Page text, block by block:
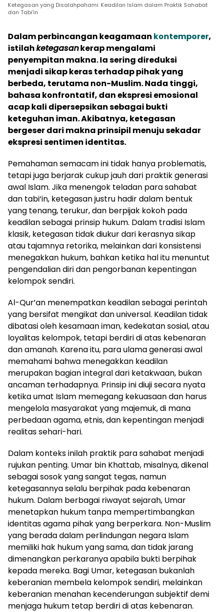
Ketegasan yang Disalahpahami: Keadilan Islam dalam Praktik Sahabat
dan Tabi‘in
Dalam perbincangan keagamaan kontemporer,
istilahketegasankerap mengalami
penyempitan makna. Ia sering direduksi
menjadi sikap keras terhadap pihak yang
berbeda, terutama non-Muslim. Nada tinggi,
bahasa konfrontatif, dan ekspresi emosional
acap kali dipersepsikan sebagai bukti
keteguhan iman. Akibatnya, ketegasan
bergeser dari makna prinsipil menuju sekadar
ekspresi sentimen identitas.
Pemahaman semacam ini tidak hanya problematis,
tetapi juga berjarak cukup jauh dari praktik generasi
awal Islam. Jika menengok teladan para sahabat
dan tabi‘in, ketegasan justru hadir dalam bentuk
yang tenang, terukur, dan berpijak kokoh pada
keadilan sebagai prinsip hukum. Dalam tradisi Islam
klasik, ketegasan tidak diukur dari kerasnya sikap
atau tajamnya retorika, melainkan dari konsistensi
menegakkan hukum, bahkan ketika hal itu menuntut
pengendalian diri dan pengorbanan kepentingan
kelompok sendiri.
Al-Qur’an menempatkan keadilan sebagai perintah
yang bersifat mengikat dan universal. Keadilan tidak
dibatasi oleh kesamaan iman, kedekatan sosial, atau
loyalitas kelompok, tetapi berdiri di atas kebenaran
dan amanah. Karena itu, para ulama generasi awal
memahami bahwa menegakkan keadilan
merupakan bagian integral dari ketakwaan, bukan
ancaman terhadapnya. Prinsip ini diuji secara nyata
ketika umat Islam memegang kekuasaan dan harus
mengelola masyarakat yang majemuk, di mana
perbedaan agama, etnis, dan kepentingan menjadi
realitas sehari-hari.
Dalam konteks inilah praktik para sahabat menjadi
rujukan penting. Umar bin Khattab, misalnya, dikenal
sebagai sosok yang sangat tegas, namun
ketegasannya selalu berpihak pada kebenaran
hukum. Dalam berbagai riwayat sejarah, Umar
menetapkan hukum tanpa mempertimbangkan
identitas agama pihak yang berperkara. Non-Muslim
yang berada dalam perlindungan negara Islam
memiliki hak hukum yang sama, dan tidak jarang
dimenangkan perkaranya apabila bukti berpihak
kepada mereka. Bagi Umar, ketegasan bukanlah
keberanian membela kelompok sendiri, melainkan
keberanian menahan kecenderungan subjektif demi
menjaga hukum tetap berdiri di atas kebenaran.